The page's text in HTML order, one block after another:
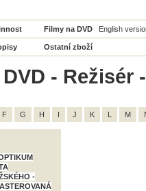
Filmy na DVD English
Ostatní zboží
-
F G H I J K L M
-